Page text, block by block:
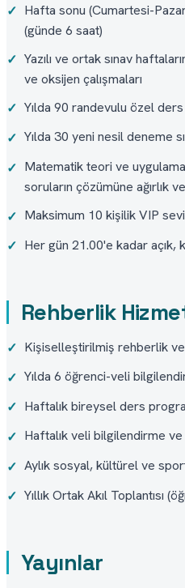
✓ Hafta sonu (Cumartesi-
(günde 6 saat)
✓ Yazılı ve ortak sınav
ve oksijen çalışmaları
✓ Yılda 90 randevulu özel ders
✓ Yılda 30 yeni nesil deneme
✓ Matematik teori ve
soruların çözümüne ağırlık
✓ Maksimum 10 kişilik VIP
✓ Her gün 21.00'e kadar
Rehberlik
✓ Kişiselleştirilmiş rehberlik
✓ Yılda 6 öğrenci-veli
✓ Haftalık bireysel ders
✓ Haftalık veli bilgilendirme
✓ Aylık sosyal, kültürel ve
✓ Yıllık Ortak Akıl Toplantısı
Yayınlar